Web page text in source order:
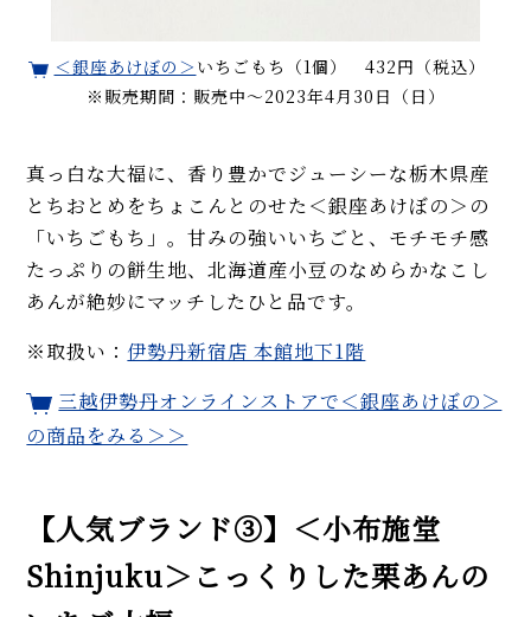
＜銀座あけぼの＞ いちごもち（1個） 432円（税込）
※販売期間：販売中〜2023年4月30日（日）
真っ白な大福に、香り豊かでジューシーな栃木県産
とちおとめをちょこんとのせた＜銀座あけぼの＞の
「いちごもち」。甘みの強いいちごと、モチモチ感
たっぷりの餅生地、北海道産小豆のなめらかなこし
あんが絶妙にマッチしたひと品です。
※取扱い： 伊勢丹新宿店 本館地下1階
三越伊勢丹オンラインストアで＜銀座あけぼの＞
の商品をみる＞＞
【人気ブランド③】＜小布施堂
Shinjuku＞こっくりした栗あんの